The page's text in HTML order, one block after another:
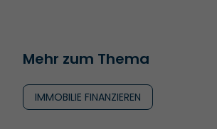
Mehr zum Thema
IMMOBILIE FINANZIEREN